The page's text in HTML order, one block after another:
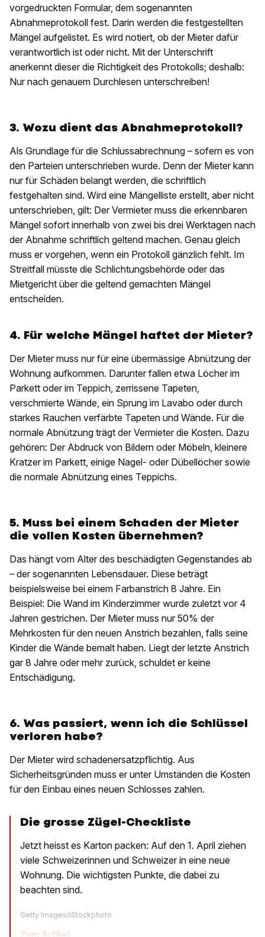
vorgedruckten Formular, dem sogenannten
Abnahmeprotokoll fest. Darin werden die festgestellten
Mängel aufgelistet. Es wird notiert, ob der Mieter dafür
verantwortlich ist oder nicht. Mit der Unterschrift
anerkennt dieser die Richtigkeit des Protokolls; deshalb:
Nur nach genauem Durchlesen unterschreiben!
3. Wozu dient das Abnahmeprotokoll?
Als Grundlage für die Schlussabrechnung – sofern es von
den Parteien unterschrieben wurde. Denn der Mieter kann
nur für Schäden belangt werden, die schriftlich
festgehalten sind. Wird eine Mängelliste erstellt, aber nicht
unterschrieben, gilt: Der Vermieter muss die erkennbaren
Mängel sofort innerhalb von zwei bis drei Werktagen nach
der Abnahme schriftlich geltend machen. Genau gleich
muss er vorgehen, wenn ein Protokoll gänzlich fehlt. Im
Streitfall müsste die Schlichtungsbehörde oder das
Mietgericht über die geltend gemachten Mängel
entscheiden.
4. Für welche Mängel haftet der Mieter?
Der Mieter muss nur für eine übermässige Abnützung der
Wohnung aufkommen. Darunter fallen etwa Löcher im
Parkett oder im Teppich, zerrissene Tapeten,
verschmierte Wände, ein Sprung im Lavabo oder durch
starkes Rauchen verfärbte Tapeten und Wände. Für die
normale Abnützung trägt der Vermieter die Kosten. Dazu
gehören: Der Abdruck von Bildern oder Möbeln, kleinere
Kratzer im Parkett, einige Nagel- oder Dübellöcher sowie
die normale Abnützung eines Teppichs.
5. Muss bei einem Schaden der Mieter
die vollen Kosten übernehmen?
Das hängt vom Alter des beschädigten Gegenstandes ab
– der sogenannten Lebensdauer. Diese beträgt
beispielsweise bei einem Farbanstrich 8 Jahre. Ein
Beispiel: Die Wand im Kinderzimmer wurde zuletzt vor 4
Jahren gestrichen. Der Mieter muss nur 50% der
Mehrkosten für den neuen Anstrich bezahlen, falls seine
Kinder die Wände bemalt haben. Liegt der letzte Anstrich
gar 8 Jahre oder mehr zurück, schuldet er keine
Entschädigung.
6. Was passiert, wenn ich die Schlüssel
verloren habe?
Der Mieter wird schadenersatzpflichtig. Aus
Sicherheitsgründen muss er unter Umständen die Kosten
für den Einbau eines neuen Schlosses zahlen.
Die grosse Zügel-Checkliste
Jetzt heisst es Karton packen: Auf den 1. April ziehen
viele Schweizerinnen und Schweizer in eine neue
Wohnung. Die wichtigsten Punkte, die dabei zu
beachten sind.
Getty Images/iStockphoto
Zum Artikel